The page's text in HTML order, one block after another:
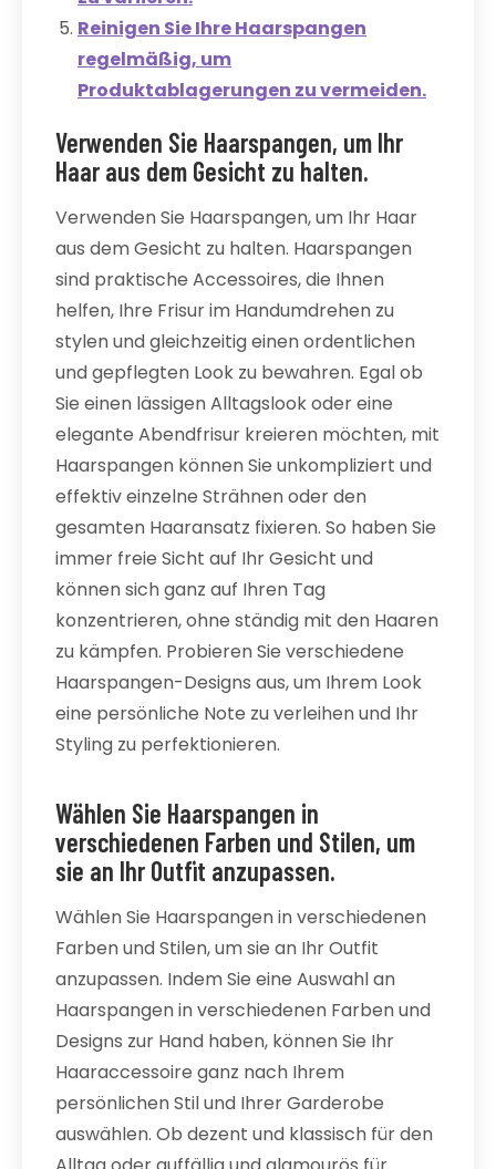
Reinigen Sie Ihre Haarspangen
regelmäßig, um
Produktablagerungen zu vermeiden.
Verwenden Sie Haarspangen, um Ihr
Haar aus dem Gesicht zu halten.
Verwenden Sie Haarspangen, um Ihr Haar
aus dem Gesicht zu halten. Haarspangen
sind praktische Accessoires, die Ihnen
helfen, Ihre Frisur im Handumdrehen zu
stylen und gleichzeitig einen ordentlichen
und gepflegten Look zu bewahren. Egal ob
Sie einen lässigen Alltagslook oder eine
elegante Abendfrisur kreieren möchten, mit
Haarspangen können Sie unkompliziert und
effektiv einzelne Strähnen oder den
gesamten Haaransatz fixieren. So haben Sie
immer freie Sicht auf Ihr Gesicht und
können sich ganz auf Ihren Tag
konzentrieren, ohne ständig mit den Haaren
zu kämpfen. Probieren Sie verschiedene
Haarspangen-Designs aus, um Ihrem Look
eine persönliche Note zu verleihen und Ihr
Styling zu perfektionieren.
Wählen Sie Haarspangen in
verschiedenen Farben und Stilen, um
sie an Ihr Outfit anzupassen.
Wählen Sie Haarspangen in verschiedenen
Farben und Stilen, um sie an Ihr Outfit
anzupassen. Indem Sie eine Auswahl an
Haarspangen in verschiedenen Farben und
Designs zur Hand haben, können Sie Ihr
Haaraccessoire ganz nach Ihrem
persönlichen Stil und Ihrer Garderobe
auswählen. Ob dezent und klassisch für den